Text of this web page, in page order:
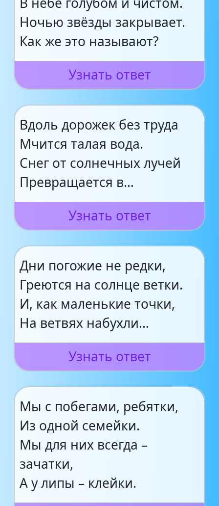
Ночью звёзды закрывает.
Как же это называют?
Узнать ответ
Вдоль дорожек без труда
Мчится талая вода.
Снег от солнечных лучей
Превращается в…
Узнать ответ
Дни погожие не редки,
Греются на солнце ветки.
И, как маленькие точки,
На ветвях набухли…
Узнать ответ
Мы с побегами, ребятки,
Из одной семейки.
Мы для них всегда –
зачатки,
А у липы – клейки.